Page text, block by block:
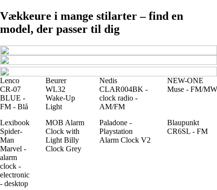
Vækkeure i mange stilarter – find en
model, der passer til dig
Lenco
CR-07
BLUE -
FM - Blå
Beurer
WL32
Wake-Up
Light
Nedis
CLAR004BK -
clock radio -
AM/FM
NEW-ONE
Muse - FM/MW
Lexibook
Spider-
Man
Marvel -
alarm
clock -
electronic
- desktop
MOB Alarm
Clock with
Light Billy
Clock Grey
Paladone -
Playstation
Alarm Clock V2
Blaupunkt
CR6SL - FM